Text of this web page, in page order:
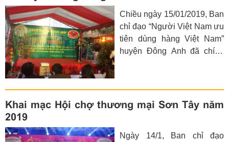
Chiều ngày 15/01/2019, Ban
chỉ đạo “Người Việt Nam ưu
tiên dùng hàng Việt Nam”
huyện Đông Anh đã chính
thực phẩm an toàn đồng
thời ra mắt hệ thống thông
tin điện tử truy xuất nguồn
huyện.
Khai mạc Hội chợ thương mại Sơn Tây năm
2019
Ngày 14/1, Ban chỉ đạo